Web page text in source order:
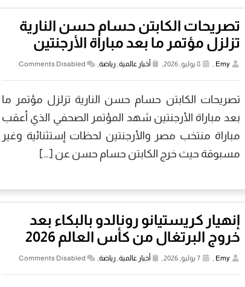
تصريحات الكابتن حسام حسن النارية
تزلزل مؤتمر ما بعد مباراة الأرجنتين
Emy
, 8 يوليو, 2026, أخبار عالمية, رياضة,
Comments Disabled
تصريحات الكابتن حسام حسن النارية تزلزل مؤتمر ما
بعد مباراة الأرجنتين شهد المؤتمر الصحفي الذي أعقب
مباراة منتخب مصر والأرجنتين لحظات إستثنائية وغير
مسبوقة حيث خرج الكابتن حسام حسن عن […]
إنهيار كريستيانو رونالدو بالبكاء بعد
خروج البرتغال من كأس العالم 2026
Emy
, 7 يوليو, 2026, أخبار عالمية, رياضة,
Comments Disabled